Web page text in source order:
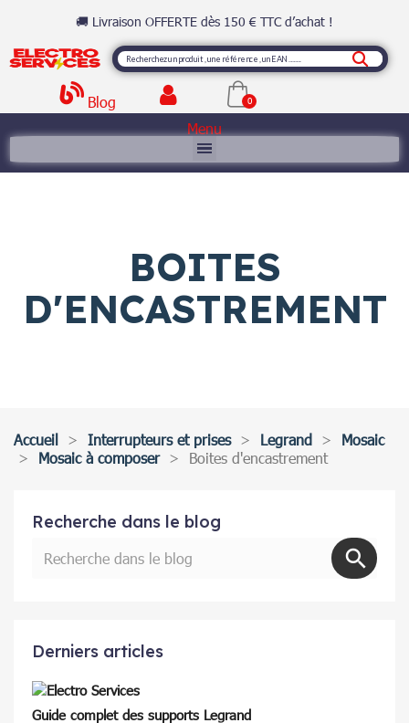
🚚 Livraison OFFERTE dès 150 € TTC d’achat !
Blog
Menu
BOITES
D'ENCASTREMENT
Accueil Interrupteurs et prises Legrand
Mosaic
Mosaic à composer
Boites d'encastrement
Recherche dans le blog
Derniers articles
Guide complet des supports Legrand